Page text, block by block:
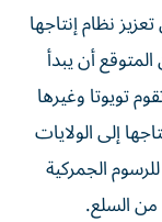
نظام إنتاجها
أن يبدأ
الجديد في عام 2030. وتقوم تويوتا وغيرها
إلى الولايات
الجمركية
من السلع.